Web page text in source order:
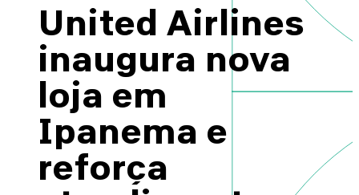
Events
Person of the Year
Brazil-US Business
United Airlines
inaugura nova
loja em
Ipanema e
reforça